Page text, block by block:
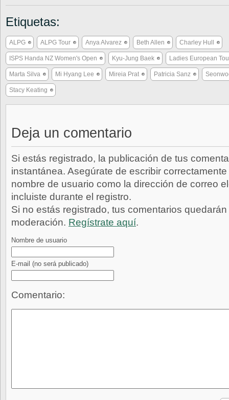
Etiquetas:
ALPG ALPG Tour Anya Alvarez Beth Allen Charley Hull
ISPS Handa NZ Women's Open Kyu-Jung Baek Ladies European
Marta Silva Mi Hyang Lee Mireia Prat Patricia Sanz
Stacy Keating
Deja un comentario
Si estás registrado, la publicación de tus
instantánea. Asegúrate de escribir
nombre de usuario como la dirección de correo
incluiste durante el registro.
Si no estás registrado, tus comentarios
moderación. Regístrate aquí.
Nombre de usuario
E-mail (no será publicado)
Comentario: